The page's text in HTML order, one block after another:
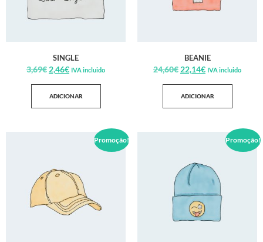
SINGLE
3,69€ 2,46€ IVA incluido
ADICIONAR
BEANIE
24,60€ 22,14€ IVA incluido
ADICIONAR
Promoção! Promoção!